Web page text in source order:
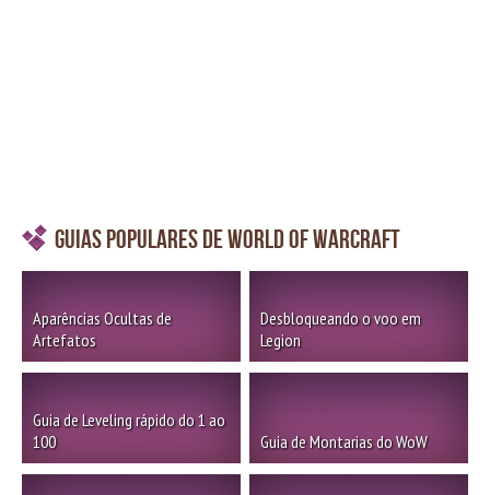
Guias Populares de World of Warcraft
Aparências Ocultas de
Artefatos
Desbloqueando o voo em
Legion
Guia de Leveling rápido do 1 ao
100
Guia de Montarias do WoW